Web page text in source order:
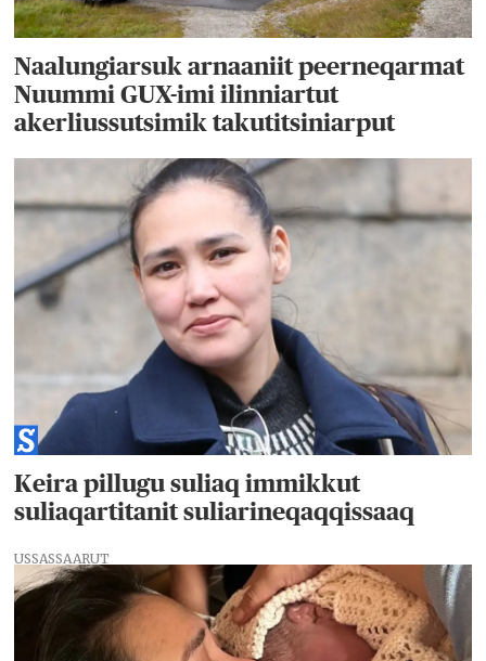
Naalungiarsuk arnaaniit peerneqarmat
Nuummi GUX-imi ilinniartut
akerliussutsimik takutitsiniarput
Keira pillugu suliaq immikkut
suliaqartitanit suliarineqaqqissaaq
USSASSAARUT